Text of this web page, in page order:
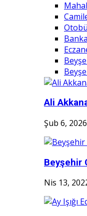
Ali
Şub 6, 2026
Beyşehir
Nis 13,